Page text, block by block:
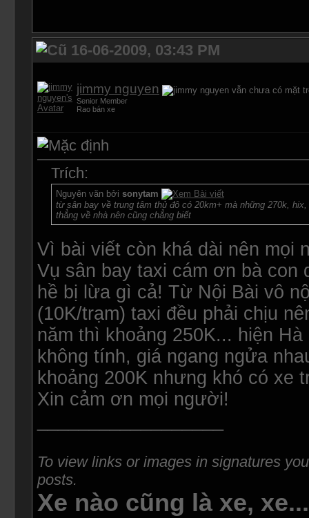
16-06-2009, 03:43 PM
jimmy nguyen
Senior Member
Rao bán xe
Trích:
Nguyên văn bởi sonytam
từ sân bay về trung tâm thủ đô có 20km+ mà những 270k,
thẳng về nhà nên cũng chẳng biết
Vì bài viết còn khá dài nên mọi
Vụ sân bay taxi cám ơn bà con
hề bị lừa gì cả! Từ Nội Bài vô
(10K/trạm) taxi đều phải chịu
năm thì khoảng 250K... hiện
không tính, giá ngang ngửa
khoảng 200K nhưng khó có xe
Xin cảm ơn mọi người!
To view links or images in signatures
posts.
Xe nào cũng là xe,